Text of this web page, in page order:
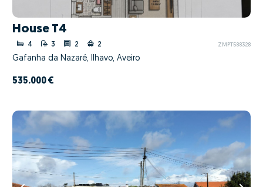
House T4
4 3 2 2 ZMPT588328
Gafanha da Nazaré, Ílhavo, Aveiro
535.000 €